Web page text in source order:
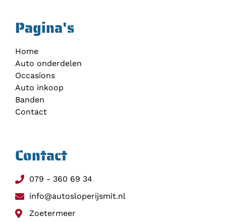
Pagina's
Home
Auto onderdelen
Occasions
Auto inkoop
Banden
Contact
Contact
079 - 360 69 34
info@autosloperijsmit.nl
Zoetermeer